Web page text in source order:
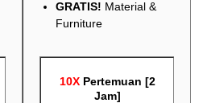
GRATIS! Material &
Furniture
10X Pertemuan [2
Jam]